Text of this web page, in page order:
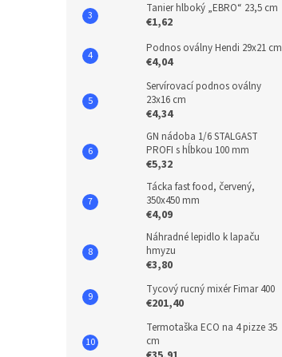
Tanier hlboký „EBRO“ 23,5 cm
€1,62
Podnos oválny Hendi 29x21 cm
€4,04
Servírovací podnos oválny
23x16 cm
€4,34
GN nádoba 1/6 STALGAST
PROFI s hĺbkou 100 mm
€5,32
Tácka fast food, červený,
350x450 mm
€4,09
Náhradné lepidlo k lapaču
hmyzu
€3,80
Tycový rucný mixér Fimar 400
€201,40
Termotaška ECO na 4 pizze 35
cm